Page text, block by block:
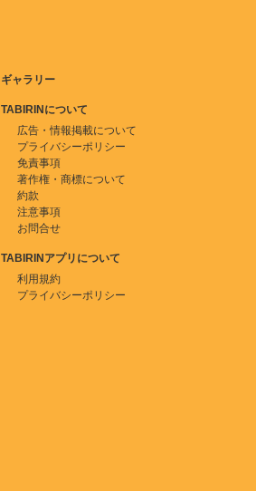
ギャラリー
TABIRINについて
広告・情報掲載について
プライバシーポリシー
免責事項
著作権・商標について
約款
注意事項
お問合せ
TABIRINアプリについて
利用規約
プライバシーポリシー